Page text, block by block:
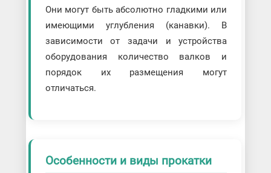
Они могут быть абсолютно гладкими или
имеющими углубления (канавки). В
зависимости от задачи и устройства
оборудования количество валков и
порядок их размещения могут
отличаться.
Особенности и виды прокатки